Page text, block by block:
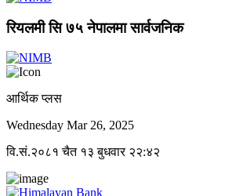
रियलमी सि ७५ नेपालमा सार्वजनिक
आर्थिक प्लस
Wednesday Mar 26, 2025
वि.सं.२०८१ चैत १३ बुधवार २२:४२